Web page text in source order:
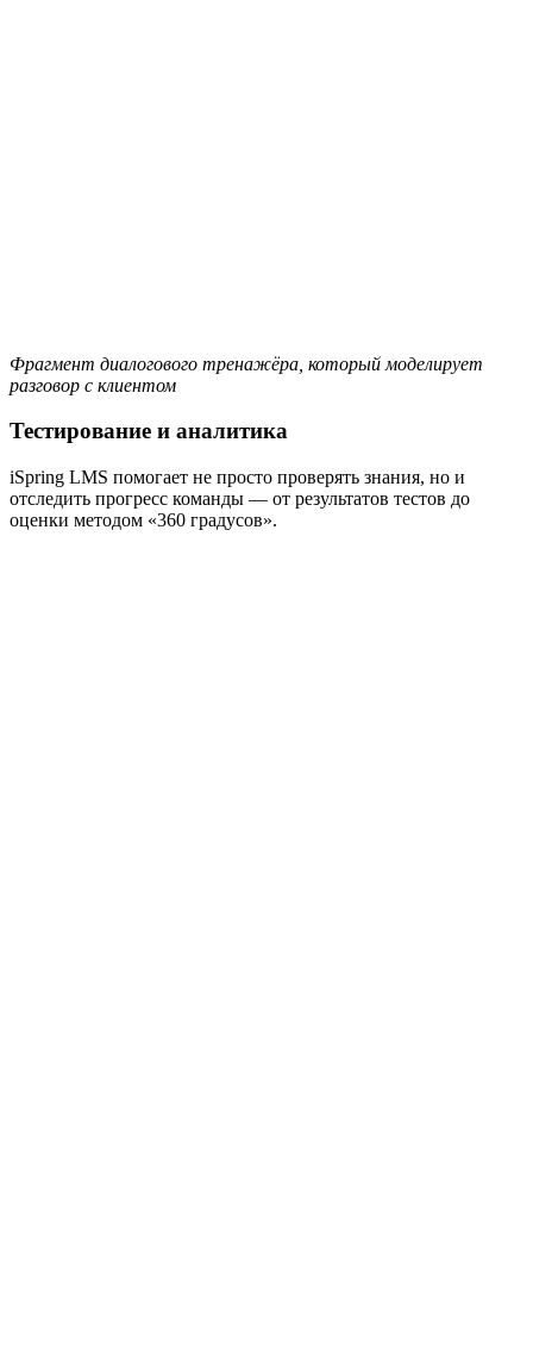
Фрагмент диалогового тренажёра, который моделирует
разговор с клиентом
Тестирование и аналитика
iSpring LMS помогает не просто проверять знания, но и
отследить прогресс команды — от результатов тестов до
оценки методом «360 градусов».